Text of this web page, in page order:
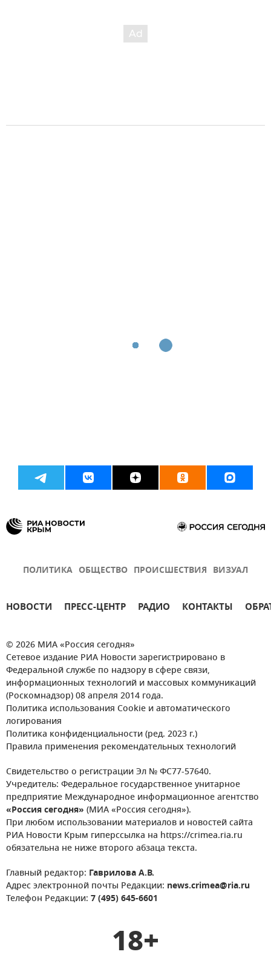
ПОЛИТИКА ОБЩЕСТВО ПРОИСШЕСТВИЯ ВИЗУАЛ
НОВОСТИ ПРЕСС-ЦЕНТР РАДИО КОНТАКТЫ
© 2026 МИА «Россия сегодня»
Сетевое издание РИА Новости зарегистрировано в
Федеральной службе по надзору в сфере связи,
информационных технологий и массовых коммуникаций
(Роскомнадзор) 08 апреля 2014 года.
Политика использования Cookie и автоматического
логирования
Политика конфиденциальности (ред. 2023 г.)
Правила применения рекомендательных технологий
Свидетельство о регистрации Эл № ФС77-57640.
Учредитель: Федеральное государственное унитарное
предприятие Международное информационное агентство
«Россия сегодня» (МИА «Россия сегодня»).
При любом использовании материалов и новостей сайта
РИА Новости Крым гиперссылка на https://crimea.ria.ru
обязательна не ниже второго абзаца текста.
Главный редактор: Гаврилова А.В.
Адрес электронной почты Редакции: news.crimea@ria.ru
Телефон Редакции: 7 (495) 645-6601
18+